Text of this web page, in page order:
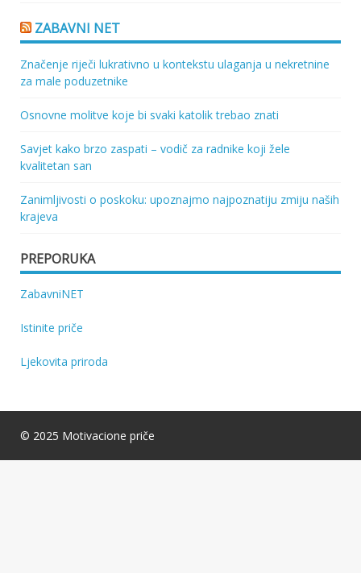
ZABAVNI NET
Značenje riječi lukrativno u kontekstu ulaganja u nekretnine
za male poduzetnike
Osnovne molitve koje bi svaki katolik trebao znati
Savjet kako brzo zaspati – vodič za radnike koji žele
kvalitetan san
Zanimljivosti o poskoku: upoznajmo najpoznatiju zmiju naših
krajeva
PREPORUKA
ZabavniNET
Istinite priče
Ljekovita priroda
© 2025 Motivacione priče